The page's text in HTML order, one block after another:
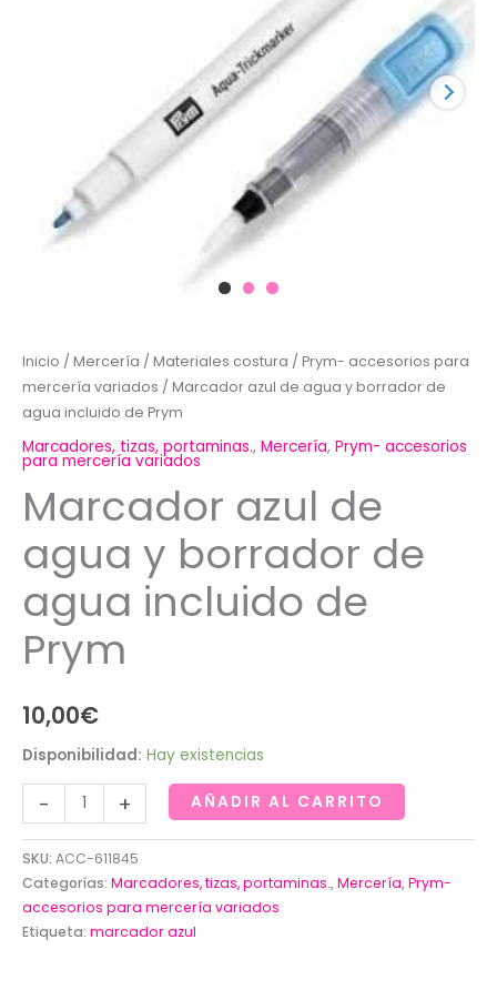
Inicio / Mercería / Materiales costura / Prym- accesorios para
mercería variados / Marcador azul de agua y borrador de
agua incluido de Prym
Marcadores, tizas, portaminas., Mercería, Prym- accesorios
para mercería variados
Marcador azul de
agua y borrador de
agua incluido de
Prym
10,00€
Disponibilidad: Hay existencias
-
Marcador
azul
de
agua
y
borrador
+ AÑADIR AL CARRITO
SKU: ACC-611845
Categorías: Marcadores, tizas, portaminas.,Mercería,Prym-
accesorios para mercería variados
Etiqueta: marcador azul